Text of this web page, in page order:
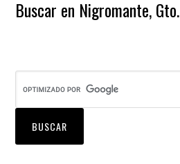
Buscar en Nigromante, Gto.